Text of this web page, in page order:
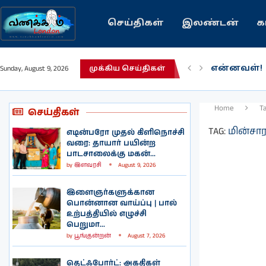
செய்திகள் இலண்டன்
Sunday, August 9, 2026 முக்கிய செய்திகள்
என்னவள்!
செய்திகள்
எடின்பரோ முதல் கிளிநொச்சி
வரை: தாயார் பயின்ற
பாடசாலைக்கு மகன்...
by இளவரசி August 9, 2026
இளைஞர்களுக்கான
பொன்னான வாய்ப்பு | பால்
உற்பத்தியில் எழுச்சி
பெறுமா...
by பூங்குன்றன் August 7, 2026
தெட்ஃபோர்ட்: அகதிகள்
Home
TAG: